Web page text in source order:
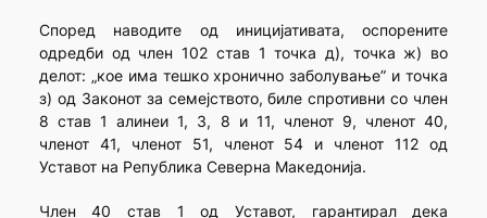
Според наводите од иницијативата, оспорените
одредби од член 102 став 1 точка д), точка ж) во
делот: „кое има тешко хронично заболување” и точка
з) од Законот за семејството, биле спротивни со член
8 став 1 алинеи 1, 3, 8 и 11, членот 9, членот 40,
членот 41, членот 51, членот 54 и членот 112 од
Уставот на Република Северна Македонија.
Член 40 став 1 од Уставот, гарантирал дека